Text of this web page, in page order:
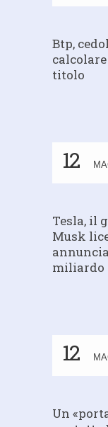
Btp,
titolo
12
Tesla, il
Musk
miliardo
12
Un